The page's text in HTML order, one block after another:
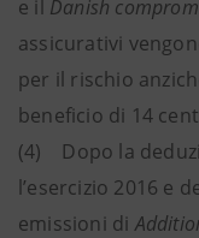
e il Danish
assicurativi
per il rischio
beneficio di 14
(4) Dopo la
l’esercizio 2016 e
emissioni di